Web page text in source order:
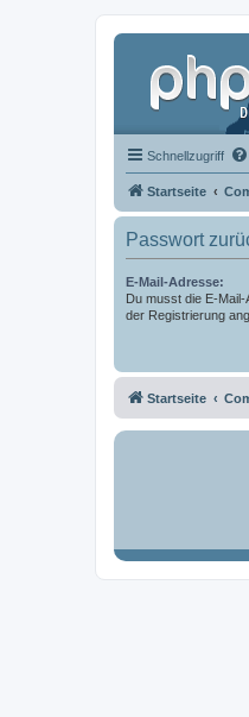
Schnellzugriff
Startseite
Passwort
E-Mail-Adresse:
Du musst die E-
der Registrierung
Startseite